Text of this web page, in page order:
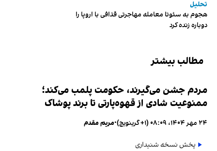
تحلیل
هجوم به سئوتا معامله مهاجرتی قذافی با اروپا را
دوباره زنده کرد
مطالب بیشتر
مردم جشن می‌گیرند، حکومت پلمب می‌کند؛
ممنوعیت شادی از قهوه‌پارتی تا برند پوشاک
۲۴ مهر ۱۴۰۴، ۰۸:۰۹ (‎+۱ گرینویچ) •مریم مقدم
پخش نسخه شنیداری